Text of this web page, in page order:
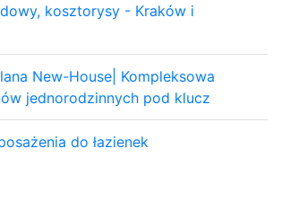
kosztorysy - Kraków i
New-House| Kompleksowa
jednorodzinnych pod klucz
do łazienek